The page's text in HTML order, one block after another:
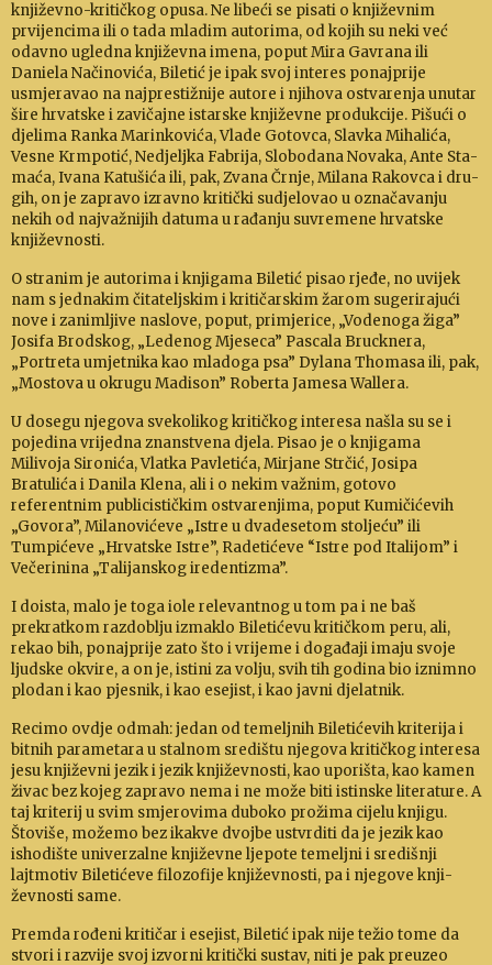
knji­ževno-kritičkog opusa. Ne libeći se pisati o književnim
prvijencima ili o tada mladim autorima, od kojih su neki već
odavno ugledna književna imena, poput Mira Ga­vrana ili
Daniela Načinovića, Biletić je ipak svoj inte­res ponajprije
usmjeravao na najprestižnije autore i nji­hova ostvarenja unutar
šire hrvatske i za­vi­čajne istar­ske knji­ževne produkcije. Pišući o
djelima Ran­ka Ma­rin­kovića, Vlade Gotovca, Slavka Mihalića,
Vesne Krm­potić, Ne­djeljka Fabrija, Slobodana Novaka, Ante Sta­
maća, Ivana Katušića ili, pak, Zvana Črnje, Milana Ra­kovca i dru­
gih, on je za­pravo izravno kritički sudjelovao u ozna­ča­vanju
nekih od naj­važnijih datuma u rađanju suvremene hrvat­ske
književ­nosti.
O stranim je au­torima i knjigama Biletić pisao rjeđe, no uvi­jek
nam s jednakim čitateljskim i kritičarskim ža­rom su­geri­rajući
nove i zanimljive naslove, poput, pri­mjerice, „Vode­noga žiga”
Jo­sifa Brodskog, „Lede­nog Mje­seca” Pascala Brucknera,
„Portreta umjetnika kao mla­doga psa” Dylana Thomasa ili, pak,
„Mostova u okrugu Madi­son” Roberta Ja­mesa Wal­lera.
U dosegu njegova svekolikog kritičkog interesa na­šla su se i
pojedina vrijedna znanstvena djela. Pisao je o knjigama
Milivoja Sironića, Vlatka Pav­letića, Mir­jane Strčić, Jo­sipa
Bratulića i Da­ni­la Klena, ali i o nekim važnim, go­to­vo
referentnim publicis­tičkim ostvarenjima, po­put Ku­mičićevih
„Govora”, Mila­no­vi­ćeve „Istre u dva­dese­tom stoljeću” ili
Tumpićeve „Hrvatske Istre”, Ra­detićeve “Istre pod Italijom” i
Večerinina „Talijan­skog ireden­tizma”.
I doista, malo je toga iole relevantnog u tom pa i ne baš
prekratkom raz­doblju izmaklo Biletićevu kritičkom peru, ali,
rekao bih, ponajprije zato što i vrijeme i do­ga­đaji i­maju svoje
ljudske okvire, a on je, istini za volju, svih tih godina bio iznimno
plodan i kao pjesnik, i kao esejist, i kao jav­ni djelatnik.
Recimo ovdje odmah: jedan od temeljnih Biletićevih krite­rija i
bitnih parametara u stalnom središtu njegova kritičkog interesa
jesu knji­ževni jezik i jezik književnosti, kao uporišta, kao kamen
ži­vac bez kojeg zapravo nema i ne može biti istin­ske literature. A
taj kriterij u svim smje­rovima du­boko pro­žima cijelu knjigu.
Štoviše, možemo bez ikakve dvojbe ustvrditi da je jezik kao
ishodište uni­verzalne knji­ževne lje­pote temelj­ni i središnji
lajtmotiv Biletićeve filozofije knji­ževnosti, pa i njegove knji­
ževnosti sa­me.
Premda rođeni kritičar i esejist, Biletić ipak nije težio tome da
stvori i razvije svoj izvorni kritički sustav, niti je pak preuzeo